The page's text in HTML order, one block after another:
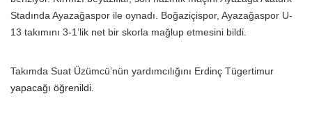
Stadında Ayazağaspor ile oynadı. Boğaziçispor, Ayazağaspor U-
13 takımını 3-1’lik net bir skorla mağlup etmesini bildi.
Takımda Suat Üzümcü’nün yardımcılığını Erdinç Tügertimur
yapacağı öğrenildi.